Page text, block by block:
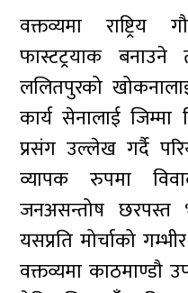
वक्तव्यमा
फास्टट्रयाक
ललितपुरको
कार्य सेनालाई
प्रसंग उल्लेख गर्दै
व्यापक रुपमा
जनअसन्तोष
यसप्रति मोर्चाको
वक्तव्यमा काठमाण्डौ